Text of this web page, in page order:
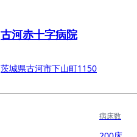
古河赤十字病院
茨城県古河市下山町1150
病床数